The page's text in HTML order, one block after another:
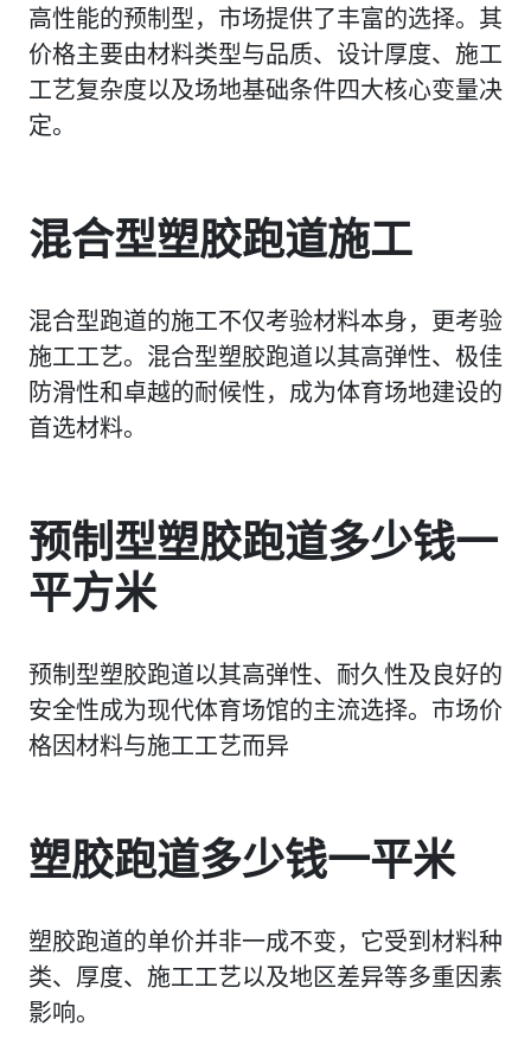
高性能的预制型，市场提供了丰富的选择。其
价格主要由材料类型与品质、设计厚度、施工
工艺复杂度以及场地基础条件四大核心变量决
定。
混合型塑胶跑道施工
混合型跑道的施工不仅考验材料本身，更考验
施工工艺。混合型塑胶跑道以其高弹性、极佳
防滑性和卓越的耐候性，成为体育场地建设的
首选材料。
预制型塑胶跑道多少钱一
平方米
预制型塑胶跑道以其高弹性、耐久性及良好的
安全性成为现代体育场馆的主流选择。市场价
格因材料与施工工艺而异
塑胶跑道多少钱一平米
塑胶跑道的单价并非一成不变，它受到材料种
类、厚度、施工工艺以及地区差异等多重因素
影响。